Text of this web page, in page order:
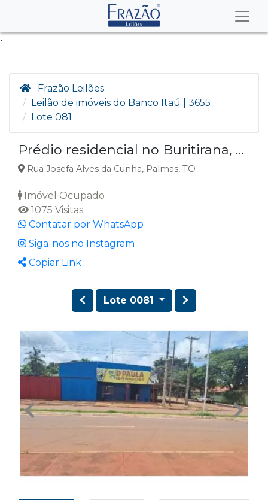
.
Frazão Leilões
Leilão de imóveis do Banco Itaú | 3655
Lote 081
Prédio residencial no Buritirana, Palmas TO
Rua Josefa Alves da Cunha, Palmas, TO
Imóvel Ocupado
1075 Visitas
Contatar por WhatsApp
Siga-nos no Instagram
Copiar Link
Lote 0081